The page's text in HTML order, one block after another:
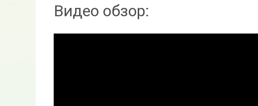
Видео обзор: